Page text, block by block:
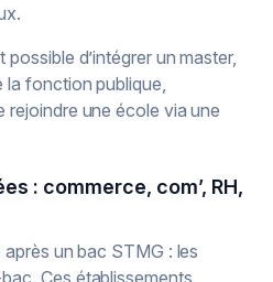
d’intégrer un master,
fonction publique,
rejoindre une école via une
: commerce, com’, RH,
un bac STMG : les
Ces établissements